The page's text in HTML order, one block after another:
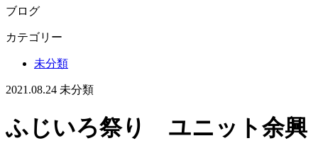
ブログ
カテゴリー
未分類
2021.08.24 未分類
ふじいろ祭り ユニット余興